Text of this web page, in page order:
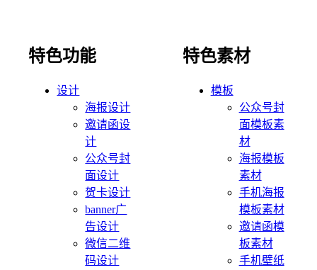
特色功能
设计
海报设计
邀请函设
计
公众号封
面设计
贺卡设计
banner广
告设计
微信二维
码设计
特色素材
模板
公众号封
面模板素
材
海报模板
素材
手机海报
模板素材
邀请函模
板素材
手机壁纸